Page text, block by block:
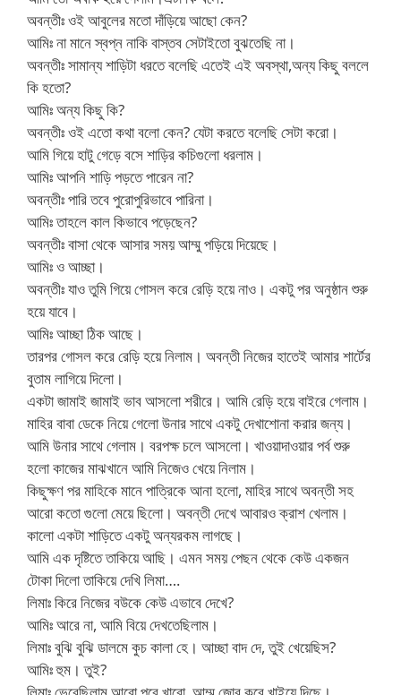
অবন্তীঃ ওই আবুলের মতো দাঁড়িয়ে আছো কেন?
আমিঃ না মানে স্বপ্ন নাকি বাস্তব সেটাইতো বুঝতেছি না।
অবন্তীঃ সামান্য শাড়িটা ধরতে বলেছি এতেই এই অবস্থা,অন্য কিছু বললে
কি হতো?
আমিঃ অন্য কিছু কি?
অবন্তীঃ ওই এতো কথা বলো কেন? যেটা করতে বলেছি সেটা করো।
আমি গিয়ে হাটু গেড়ে বসে শাড়ির কচিগুলো ধরলাম।
আমিঃ আপনি শাড়ি পড়তে পারেন না?
অবন্তীঃ পারি তবে পুরোপুরিভাবে পারিনা।
আমিঃ তাহলে কাল কিভাবে পড়েছেন?
অবন্তীঃ বাসা থেকে আসার সময় আম্মু পড়িয়ে দিয়েছে।
আমিঃ ও আচ্ছা।
অবন্তীঃ যাও তুমি গিয়ে গোসল করে রেড়ি হয়ে নাও। একটু পর অনুষ্ঠান শুরু
হয়ে যাবে।
আমিঃ আচ্ছা ঠিক আছে।
তারপর গোসল করে রেড়ি হয়ে নিলাম। অবন্তী নিজের হাতেই আমার শার্টের
বুতাম লাগিয়ে দিলো।
একটা জামাই জামাই ভাব আসলো শরীরে। আমি রেড়ি হয়ে বাইরে গেলাম।
মাহির বাবা ডেকে নিয়ে গেলো উনার সাথে একটু দেখাশোনা করার জন্য।
আমি উনার সাথে গেলাম। বরপক্ষ চলে আসলো। খাওয়াদাওয়ার পর্ব শুরু
হলো কাজের মাঝখানে আমি নিজেও খেয়ে নিলাম।
কিছুক্ষণ পর মাহিকে মানে পাত্রিকে আনা হলো, মাহির সাথে অবন্তী সহ
আরো কতো গুলো মেয়ে ছিলো। অবন্তী দেখে আবারও ক্রাশ খেলাম।
কালো একটা শাড়িতে একটু অন্যরকম লাগছে।
আমি এক দৃষ্টিতে তাকিয়ে আছি। এমন সময় পেছন থেকে কেউ একজন
টোকা দিলো তাকিয়ে দেখি লিমা….
লিমাঃ কিরে নিজের বউকে কেউ এভাবে দেখে?
আমিঃ আরে না, আমি বিয়ে দেখতেছিলাম।
লিমাঃ বুঝি বুঝি ডালমে কুচ কালা হে। আচ্ছা বাদ দে, তুই খেয়েছিস?
আমিঃ হুম। তুই?